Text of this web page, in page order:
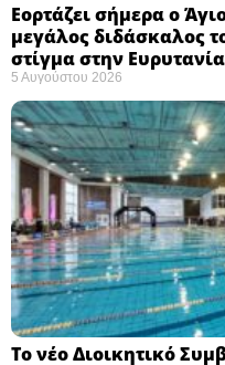
Εορτάζει σήμερα ο
μεγάλος διδάσκαλος
στίγμα στην Ευρυτανία
5 Αυγούστου 2026
Το νέο Διοικητικό